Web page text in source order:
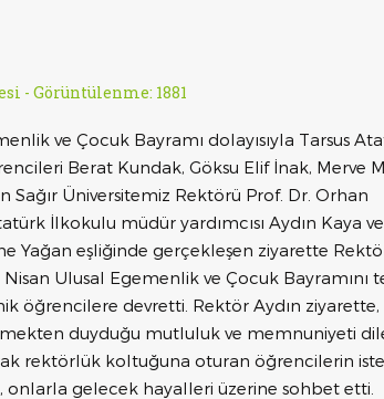
- Görüntülenme: 1881
ve Çocuk Bayramı dolayısıyla Tarsus
Berat Kundak, Göksu Elif İnak, Merve
Sağır Üniversitemiz Rektörü Prof. Dr. Orhan
İlkokulu müdür yardımcısı Aydın Kaya
Yağan eşliğinde gerçekleşen ziyarette
Nisan Ulusal Egemenlik ve Çocuk Bayramını
öğrencilere devretti. Rektör Aydın ziyarette,
duyduğu mutluluk ve memnuniyeti
rektörlük koltuğuna oturan öğrencilerin
gelecek hayalleri üzerine sohbet etti.